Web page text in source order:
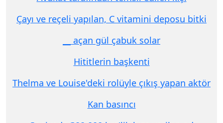
Çayı ve reçeli yapılan, C vitamini deposu bitki
__ açan gül çabuk solar
Hititlerin başkenti
Thelma ve Louise'deki rolüyle çıkış yapan aktör
Kan basıncı